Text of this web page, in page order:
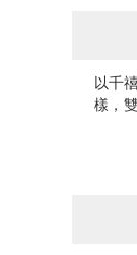
以千
樣，